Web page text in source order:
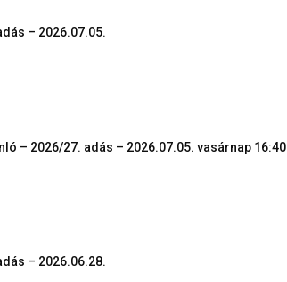
– 2026.07.05.
– 2026/27. adás – 2026.07.05. vasárnap 16:40
– 2026.06.28.